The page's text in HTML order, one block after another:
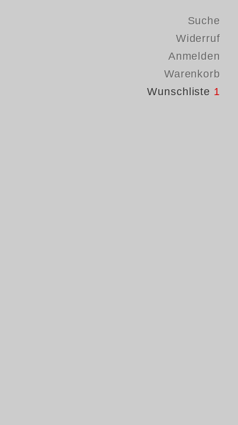
Suche
Widerruf
Anmelden
Warenkorb
Wunschliste 1